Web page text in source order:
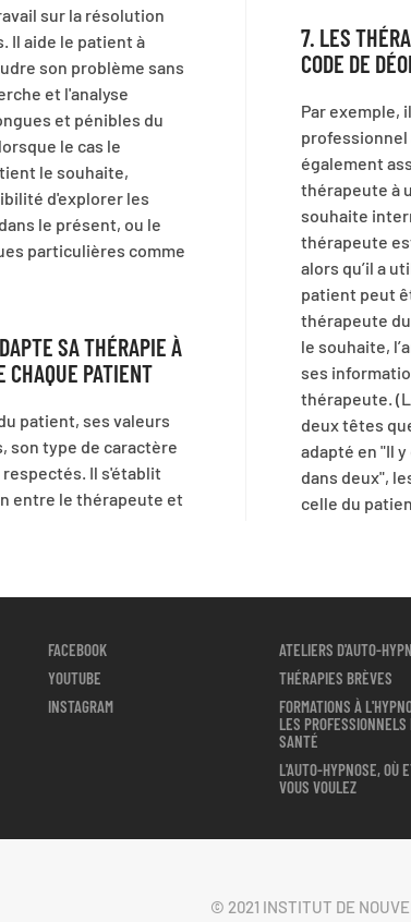
sur la résolution
Il aide le patient à
son problème sans
et l'analyse
et pénibles du
le cas le
le souhaite,
d'explorer les
le présent, ou le
particulières comme
SA THÉRAPIE À
CHAQUE PATIENT
patient, ses valeurs
son type de caractère
Il s'établit
entre le thérapeute et
7. LES
CODE DE
Par exemple,
professionnel
également
thérapeute à
souhaite
thérapeute
alors qu’il a
patient peut
thérapeute
le souhaite,
ses
thérapeute.
deux têtes
adapté en "Il
dans deux",
celle du
FACEBOOK
YOUTUBE
INSTAGRAM
ATELIERS D'AUTO-
THÉRAPIES BRÈVES
FORMATIONS À
LES PROFESSIONNELS
SANTÉ
L'AUTO-HYPNOSE, OÙ
VOUS VOULEZ
© 2021 INSTITUT DE